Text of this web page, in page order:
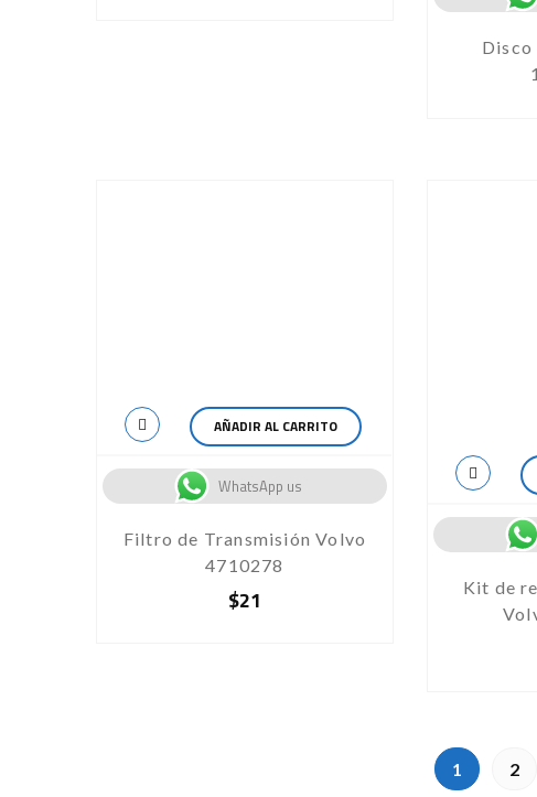
Disco
AÑADIR AL CARRITO
WhatsApp us
Filtro de Transmisión Volvo
4710278
$21
Kit de
1 2